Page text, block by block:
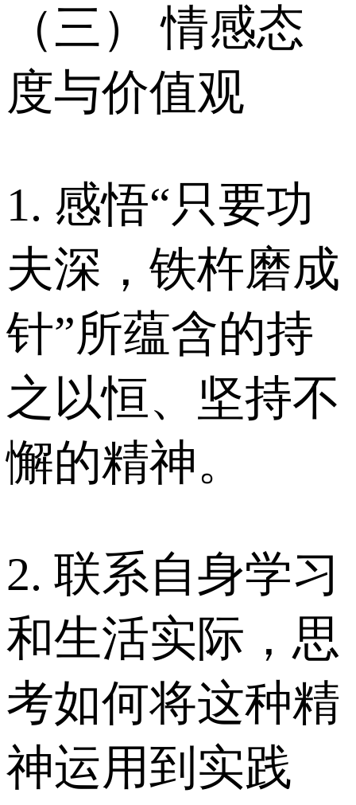
（三） 情感态
度与价值观
1. 感悟“只要功
夫深，铁杵磨成
针”所蕴含的持
之以恒、坚持不
懈的精神。
2. 联系自身学习
和生活实际，思
考如何将这种精
神运用到实践